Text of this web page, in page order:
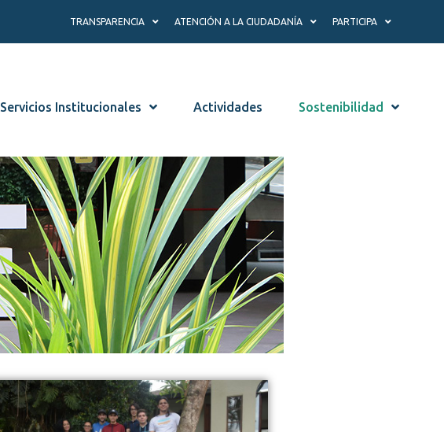
TRANSPARENCIA ATENCIÓN A LA CIUDADANÍA PARTICIPA
Servicios Institucionales Actividades Sostenibilidad